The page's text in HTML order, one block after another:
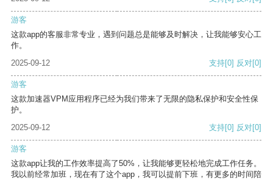
游客
这款app的客服非常专业，遇到问题总是能够及时解决，让我能够安心工
作。
2025-09-12
支持[0] 反对[0]
游客
这款加速器VPM应用程序已经为我们带来了无限的隐私保护和安全性保
护。
2025-09-12
支持[0] 反对[0]
游客
这款app让我的工作效率提高了50%，让我能够更轻松地完成工作任务。
我以前经常加班，现在有了这个app，我可以提前下班，有更多的时间陪